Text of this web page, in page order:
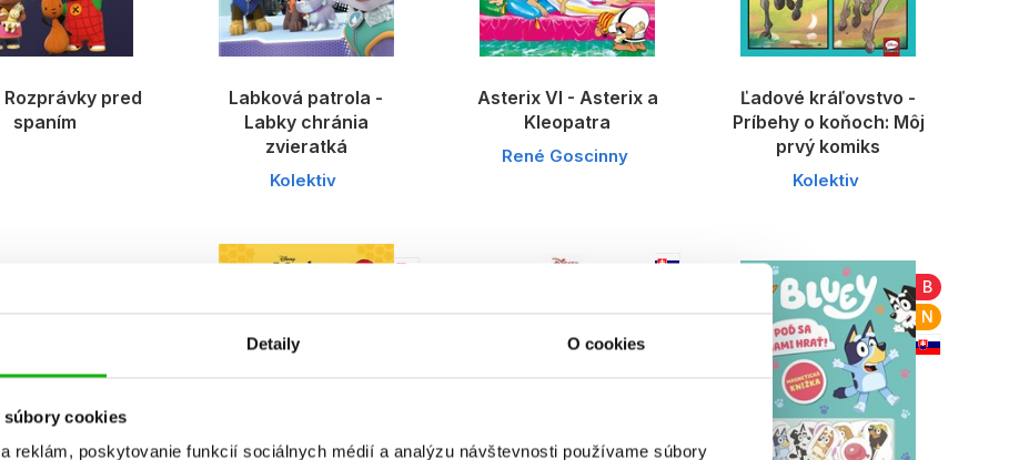
Detaily O cookies
cookies
reklám, poskytovanie funkcií sociálnych médií a analýzu návštevnosti používame súbory
Rozprávky pred
spaním
Labková patrola -
Labky chránia
zvieratká
Kolektiv
Asterix VI - Asterix a
Kleopatra
René Goscinny
Ľadové kráľovstvo -
Príbehy o koňoch: Môj
prvý komiks
Kolektiv
B
N